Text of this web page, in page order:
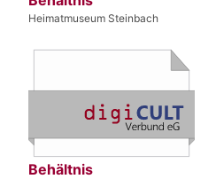
Heimatmuseum Steinbach
Behältnis